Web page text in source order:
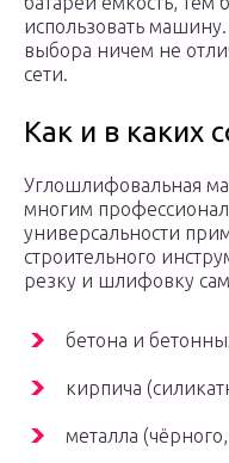
использовать
выбора ничем не
сети.
Как и в каких
Углошлифовальная
многим
универсальности
строительного
резку и шлифовку
бетона и
кирпича
металла